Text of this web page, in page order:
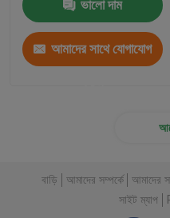
ভালো দাম
আমাদের সাথে যোগাযোগ
বাড়ি আমাদের সম্পর্কে আমাদের
সাইট ম্যাপ